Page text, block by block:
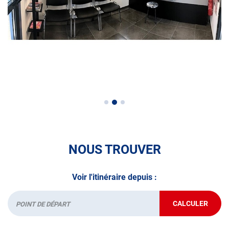
NOUS TROUVER
Voir l'itinéraire depuis :
Départ CALCULER
JUSQU'AU
POINT